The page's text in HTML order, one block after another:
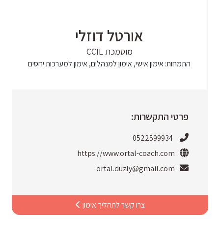
אורטל דוזלי
מוסמכת CCIL
התמחות:אימון אישי, אימון למנהלים, אימון למערכות יחסים
פרטי התקשרות:
0522599934
https://www.ortal-coach.com
ortal.duzly@gmail.com
צרו קשר לתהליך אימון